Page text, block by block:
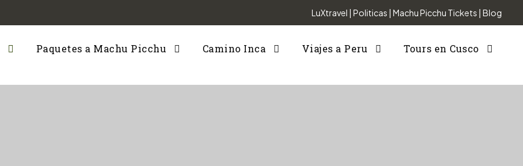
LuXtravel | Politicas | Machu Picchu Tickets | Blog
Paquetes a Machu Picchu Camino Inca Viajes a Peru Tours en Cusco